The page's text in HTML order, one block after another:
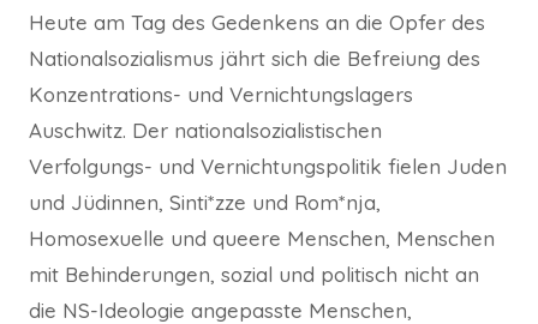
Heute am Tag des Gedenkens an die Opfer des
Nationalsozialismus jährt sich die Befreiung des
Konzentrations- und Vernichtungslagers
Auschwitz. Der nationalsozialistischen
Verfolgungs- und Vernichtungspolitik fielen Juden
und Jüdinnen, Sinti*zze und Rom*nja,
Homosexuelle und queere Menschen, Menschen
mit Behinderungen, sozial und politisch nicht an
die NS-Ideologie angepasste Menschen,